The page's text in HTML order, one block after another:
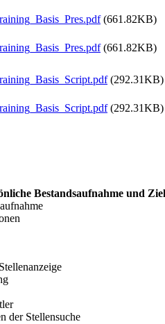
(661.82KB)
(661.82KB)
(292.31KB)
(292.31KB)
Bestandsaufnahme und
der Stellensuche